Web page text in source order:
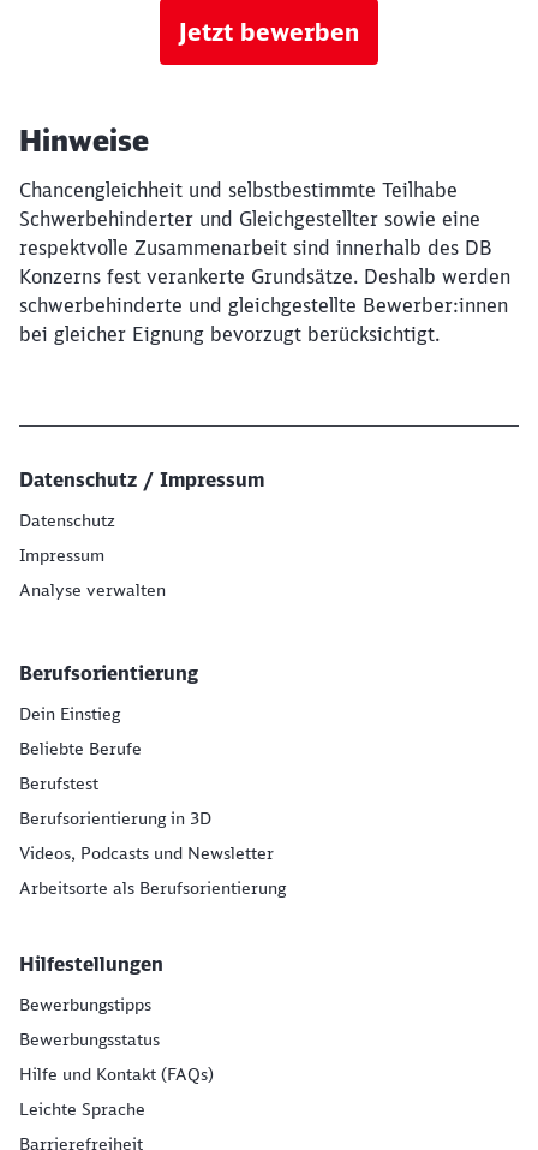
Jetzt bewerben
Hinweise
Chancengleichheit und selbstbestimmte Teilhabe
Schwerbehinderter und Gleichgestellter sowie eine
respektvolle Zusammenarbeit sind innerhalb des DB
Konzerns fest verankerte Grundsätze. Deshalb werden
schwerbehinderte und gleichgestellte Bewerber:innen
bei gleicher Eignung bevorzugt berücksichtigt.
Datenschutz / Impressum
Datenschutz
Impressum
Analyse verwalten
Berufsorientierung
Dein Einstieg
Beliebte Berufe
Berufstest
Berufsorientierung in 3D
Videos, Podcasts und Newsletter
Arbeitsorte als Berufsorientierung
Hilfestellungen
Bewerbungstipps
Bewerbungsstatus
Hilfe und Kontakt (FAQs)
Leichte Sprache
Barrierefreiheit